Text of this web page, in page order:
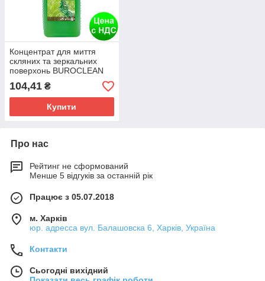
Концентрат для миття
скляних та зеркальних
поверхонь BUROCLEAN
SOFT Industry-3, 1л
10900020
104,41 ₴
Купити
Про нас
Рейтинг не сформований
Менше 5 відгуків за останній рік
Працює з 05.07.2018
м. Харків
юр. адресса вул. Балашовска 6, Харків, Україна
Контакти
Сьогодні вихідний